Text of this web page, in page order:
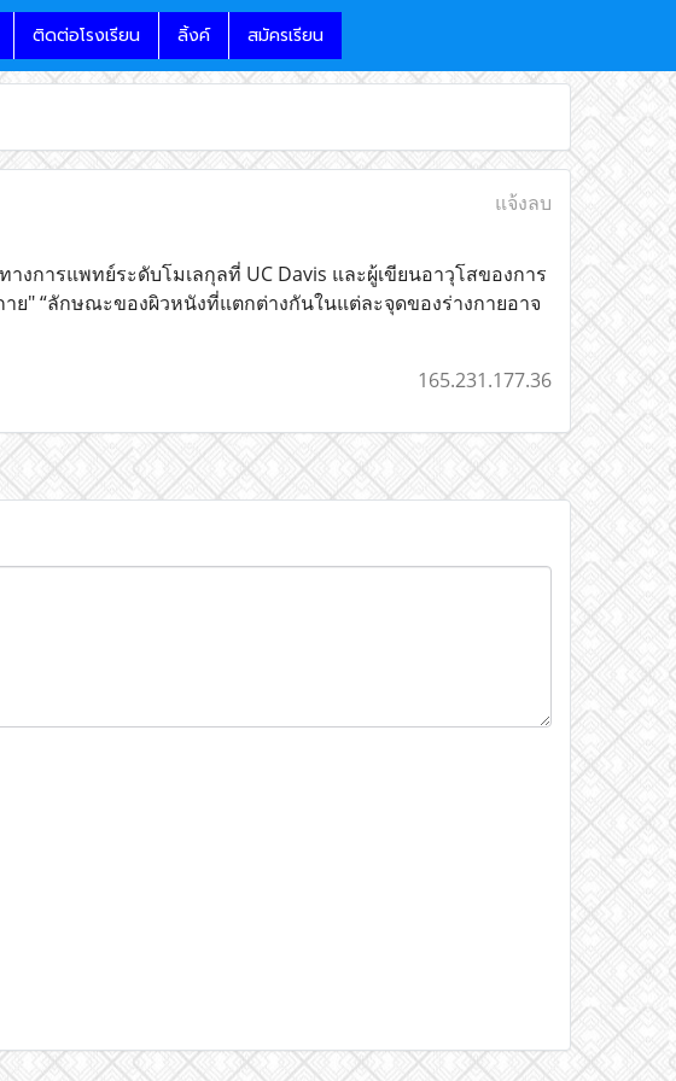
ติดต่อโรงเรียน ลิ้งค์ สมัครเรียน
แจ้งลบ
งการแพทย์ระดับโมเลกุลที่ UC Davis และผู้เขียนอาวุโสของการ
" “ลักษณะของผิวหนังที่แตกต่างกันในแต่ละจุดของร่างกายอาจ
165.231.177.36